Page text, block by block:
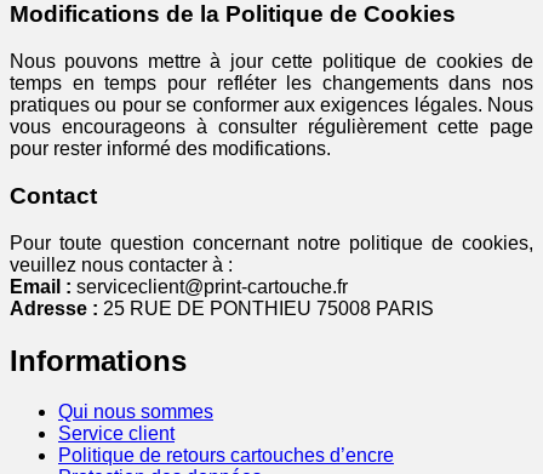
Modifications de la Politique de Cookies
Nous pouvons mettre à jour cette politique de cookies de
temps en temps pour refléter les changements dans nos
pratiques ou pour se conformer aux exigences légales. Nous
vous encourageons à consulter régulièrement cette page
pour rester informé des modifications.
Contact
Pour toute question concernant notre politique de cookies,
veuillez nous contacter à :
Email : serviceclient@print-cartouche.fr
Adresse : 25 RUE DE PONTHIEU 75008 PARIS
Informations
Qui nous sommes
Service client
Politique de retours cartouches d’encre